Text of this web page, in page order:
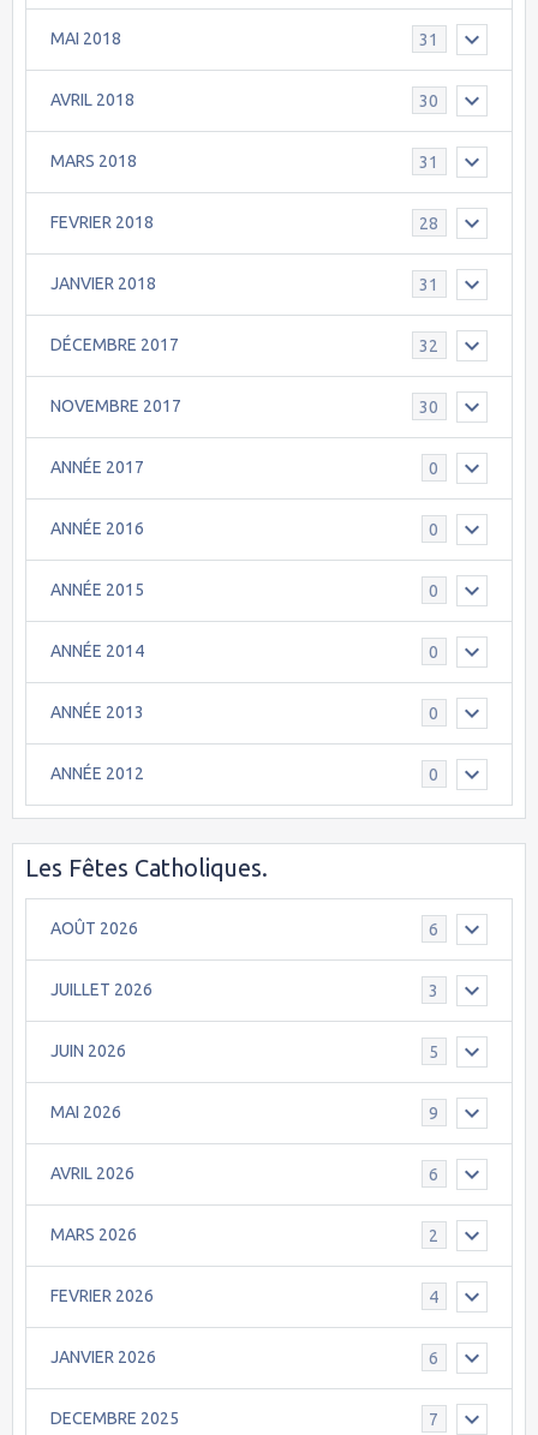
MAI 2018 31
AVRIL 2018 30
MARS 2018 31
FEVRIER 2018 28
JANVIER 2018 31
DÉCEMBRE 2017 32
NOVEMBRE 2017 30
ANNÉE 2017 0
ANNÉE 2016 0
ANNÉE 2015 0
ANNÉE 2014 0
ANNÉE 2013 0
ANNÉE 2012 0
Les Fêtes Catholiques.
AOÛT 2026 6
JUILLET 2026 3
JUIN 2026 5
MAI 2026 9
AVRIL 2026 6
MARS 2026 2
FEVRIER 2026 4
JANVIER 2026 6
DECEMBRE 2025 7